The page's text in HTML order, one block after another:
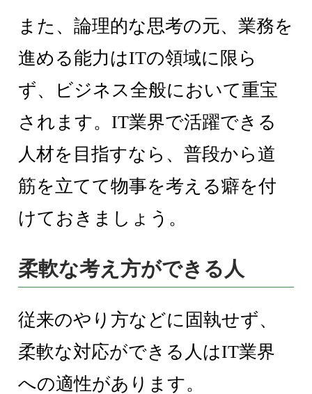
また、論理的な思考の元、業務を
進める能力はITの領域に限ら
ず、ビジネス全般において重宝
されます。IT業界で活躍できる
人材を目指すなら、普段から道
筋を立てて物事を考える癖を付
けておきましょう。
柔軟な考え方ができる人
従来のやり方などに固執せず、
柔軟な対応ができる人はIT業界
への適性があります。